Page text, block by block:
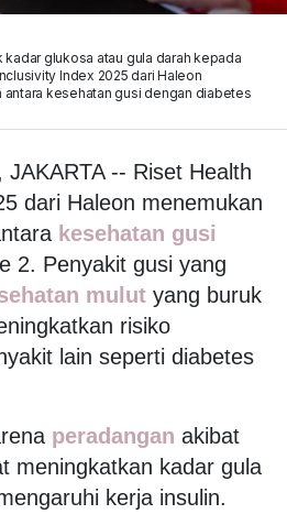
glukosa atau gula darah kepada
Index 2025 dari Haleon
kesehatan gusi dengan diabetes
-- Riset Health
dari Haleon menemukan
kesehatan gusi
2. Penyakit gusi yang
mulut yang buruk
risiko
lain seperti diabetes
peradangan akibat
meningkatkan kadar gula
kerja insulin.